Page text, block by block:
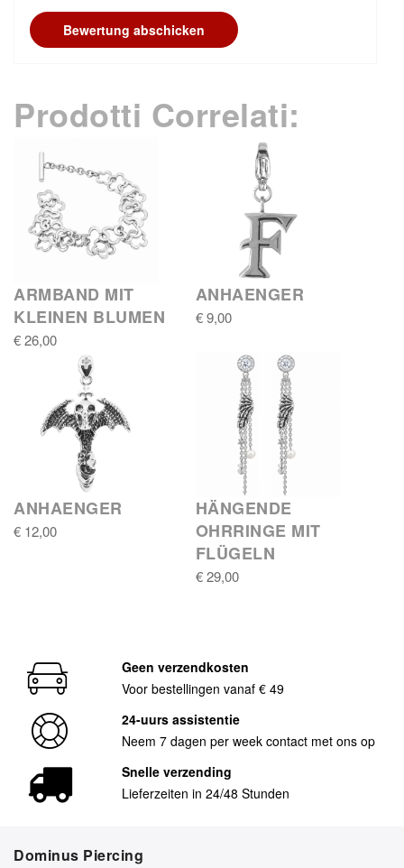
Bewertung abschicken
Prodotti Correlati:
ARMBAND MIT
KLEINEN BLUMEN
€ 26,00
ANHAENGER
€ 9,00
ANHAENGER
€ 12,00
HÄNGENDE
OHRRINGE MIT
FLÜGELN
€ 29,00
Geen verzendkosten
Voor bestellingen vanaf € 49
24-uurs assistentie
Neem 7 dagen per week contact met ons op
Snelle verzending
Lieferzeiten in 24/48 Stunden
Dominus Piercing